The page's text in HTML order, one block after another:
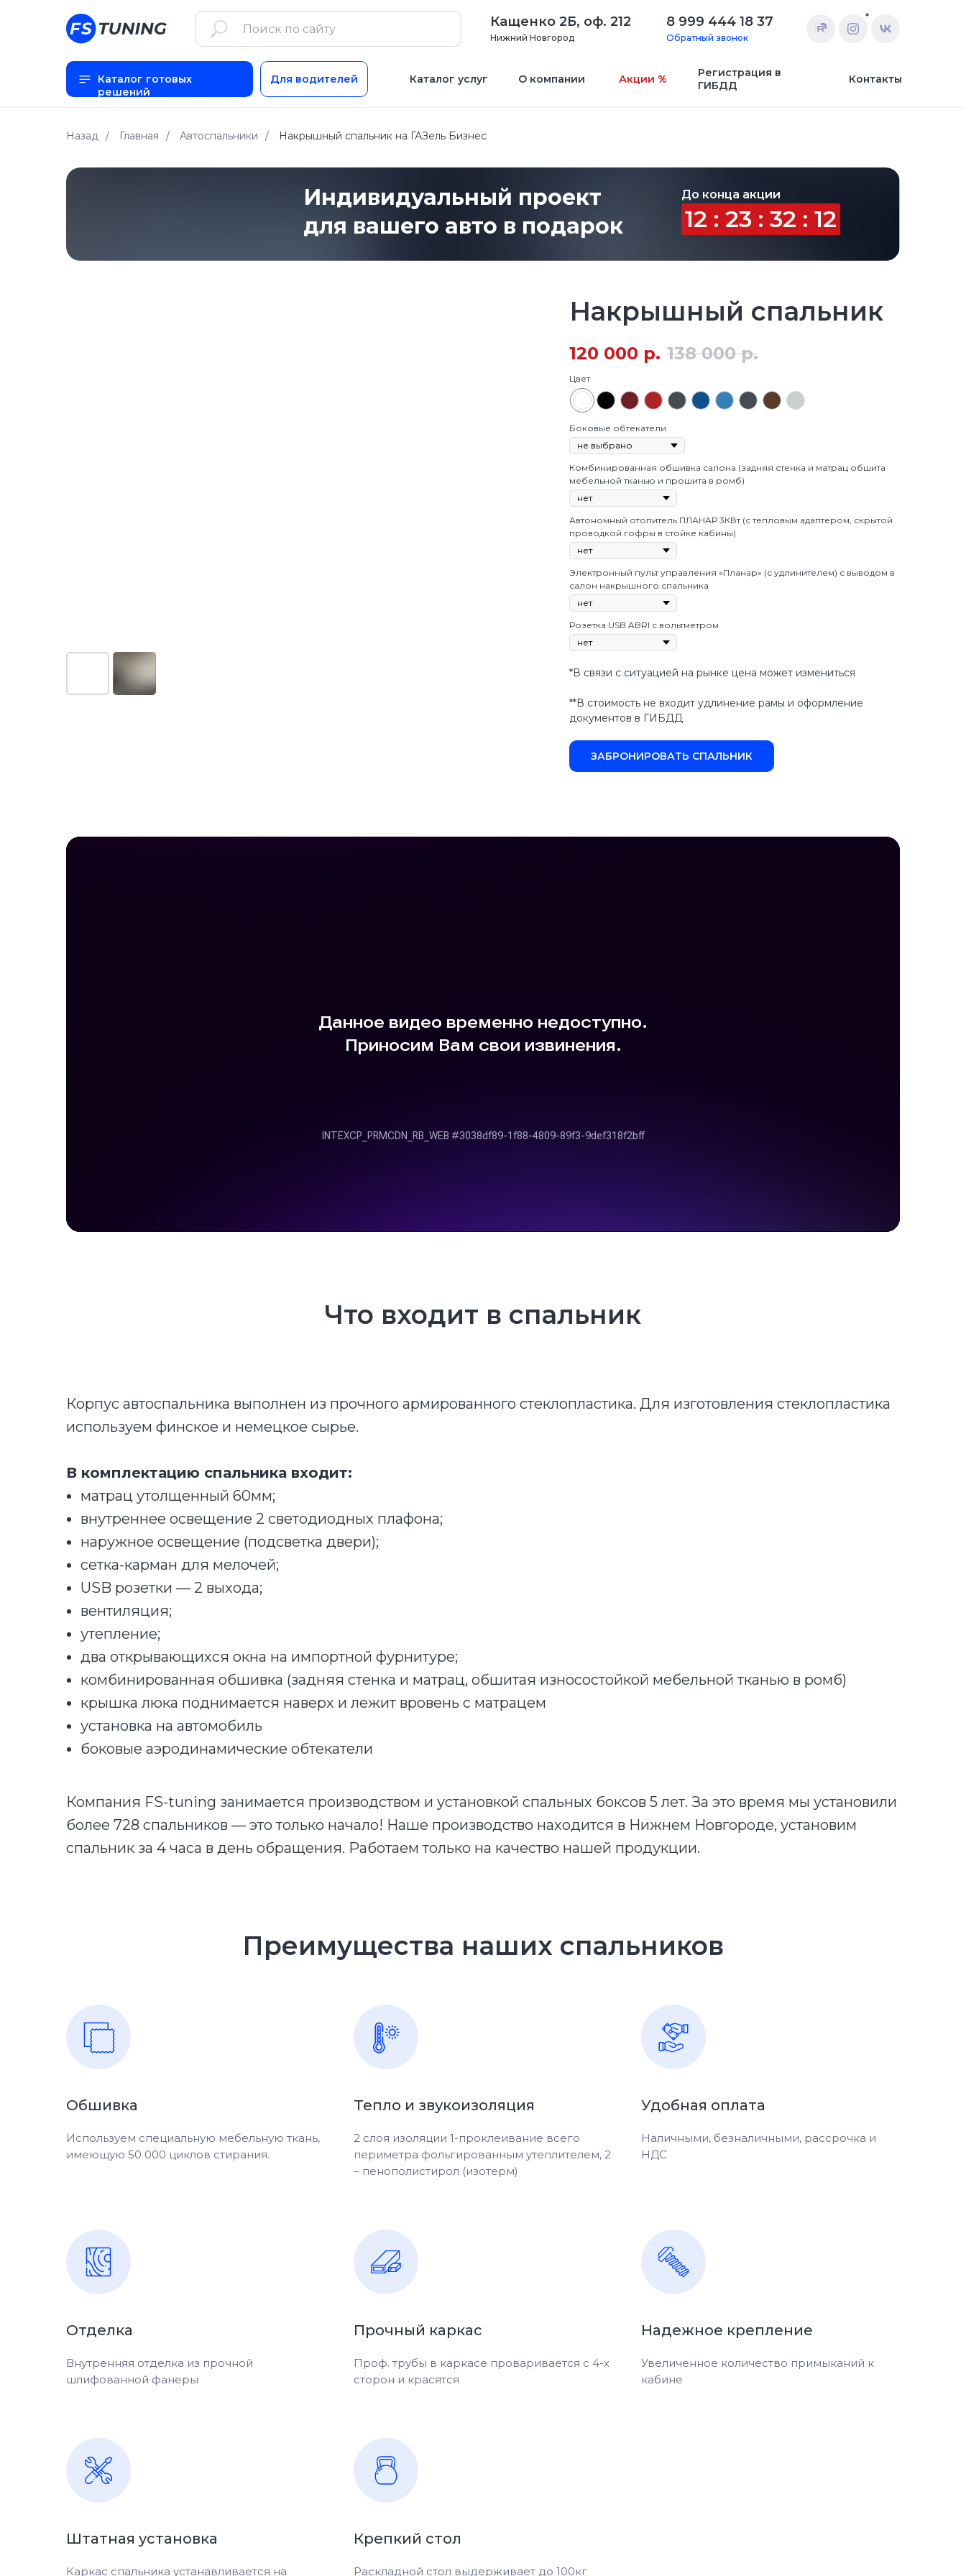
Кащенко 2Б, оф. 212
Нижний Новгород
*
8 999 444 18 37
Обратный звонок
Каталог готовых
решений
Для водителей Каталог услуг О компании Акции %
Регистрация в
ГИБДД
Контакты
Назад / Главная / Автоспальники / Накрышный спальник на ГАЗель Бизнес
Индивидуальный проект
для вашего авто в подарок
До конца акции
12 : 23 : 32 : 12
Накрышный спальник
120 000 р. 138 000 р.
Цвет
Боковые обтекатели
Комбинированная обшивка салона (задняя стенка и матрац обшита
мебельной тканью и прошита в ромб)
Автономный отопитель ПЛАНАР 3КВт (с тепловым адаптером, скрытой
проводкой гофры в стойке кабины)
Электронный пульт управления «Планар» (с удлинителем) с выводом в
салон накрышного спальника
Розетка USB ABRI с вольтметром
*В связи с ситуацией на рынке цена может измениться
**В стоимость не входит удлинение рамы и оформление
документов в ГИБДД
ЗАБРОНИРОВАТЬ СПАЛЬНИК
Что входит в спальник
Корпус автоспальника выполнен из прочного армированного стеклопластика. Для изготовления стеклопластика
используем финское и немецкое сырье.
В комплектацию спальника входит:
матрац утолщенный 60мм;
внутреннее освещение 2 светодиодных плафона;
наружное освещение (подсветка двери);
сетка-карман для мелочей;
USB розетки — 2 выхода;
вентиляция;
утепление;
два открывающихся окна на импортной фурнитуре;
комбинированная обшивка (задняя стенка и матрац, обшитая износостойкой мебельной тканью в ромб)
крышка люка поднимается наверх и лежит вровень с матрацем
установка на автомобиль
боковые аэродинамические обтекатели
Компания FS-tuning занимается производством и установкой спальных боксов 5 лет. За это время мы установили
более 728 спальников — это только начало! Наше производство находится в Нижнем Новгороде, установим
спальник за 4 часа в день обращения. Работаем только на качество нашей продукции.
Преимущества наших спальников
Обшивка
Используем специальную мебельную ткань,
имеющую 50 000 циклов стирания.
Тепло и звукоизоляция
2 слоя изоляции 1-проклеивание всего
периметра фольгированным утеплителем, 2
– пенополистирол (изотерм)
Удобная оплата
Наличными, безналичными, рассрочка и
НДС
Отделка
Внутренняя отделка из прочной
шлифованной фанеры
Прочный каркас
Проф. трубы в каркасе проваривается с 4-х
сторон и красятся
Надежное крепление
Увеличенное количество примыканий к
кабине
Штатная установка
Каркас спальника устанавливается на
Крепкий стол
Раскладной стол выдерживает до 100кг